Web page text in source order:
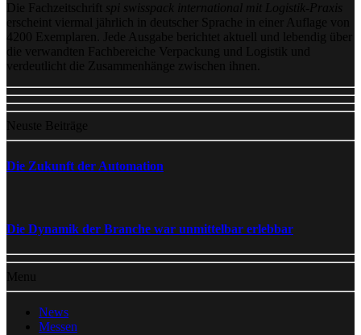
Die Fachzeitschrift
spi swisspack international mit Logistik-Praxis
erscheint viermal jährlich in deutscher Sprache in einer Auflage von
4200 Exemplaren. Jede Ausgabe berichtet aktuell und lebendig über
die verwandten Fachbereiche Verpackung und Logistik und
verdeutlicht die Zusammenhänge zwischen ihnen.
Neuste Beiträge
Die Zukunft der Automation
Die Dynamik der Branche war unmittelbar erlebbar
Menu
News
Messen